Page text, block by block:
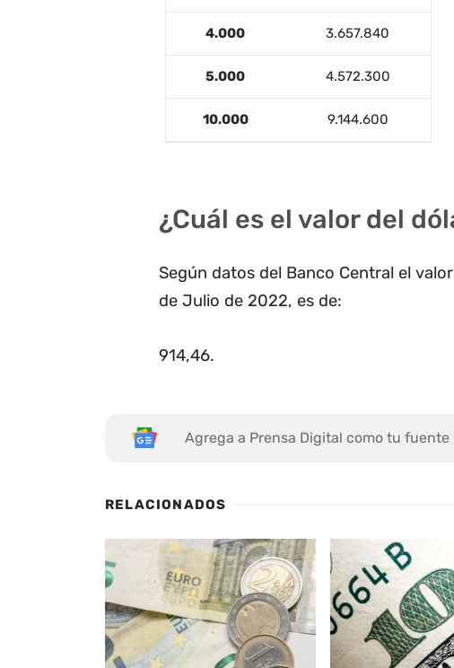
4.000 3.657.840
5.000 4.572.300
10.000 9.144.600
¿Cuál es el valor del
Según datos del Banco Central el
de Julio de 2022, es de:
914,46.
Agrega a Prensa Digital como tu
RELACIONADOS